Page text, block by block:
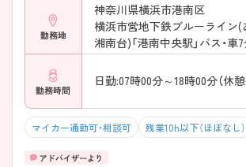
勤務地
神奈川県横浜市港南区
横浜市営地下鉄ブルーライン(
湘南台)「港南中央駅」バス・車
勤務時間
日勤:07時00分～18時00分（休憩
マイカー通勤可・相談可 残業10h以下（ほぼなし）